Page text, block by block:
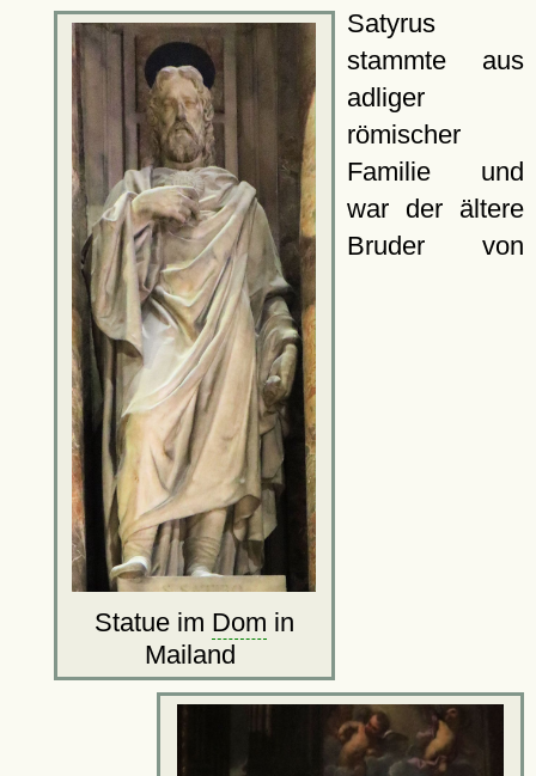
Statue im Dom in
Mailand
Satyrus
stammte aus
adliger
römischer
Familie und
war der ältere
Bruder von